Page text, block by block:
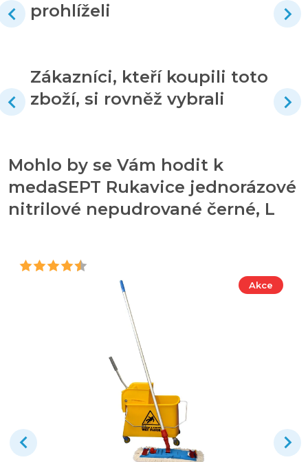
prohlíželi
Zákazníci, kteří koupili toto
zboží, si rovněž vybrali
Mohlo by se Vám hodit k
medaSEPT Rukavice jednorázové
nitrilové nepudrované černé, L
Akce